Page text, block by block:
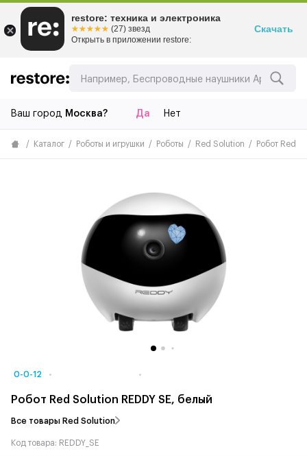
Ваш город Москва? Да Нет
Каталог Роботы и игрушки Роботы Red Solution Робот Red
0-0-12
Робот Red Solution REDDY SE, белый
Все товары Red Solution
Код товара: REDDY_SE
restore: техника и электроника
☆☆☆☆☆
★★★★★ (27) звезд
Открыть в приложении restore:
Скачать